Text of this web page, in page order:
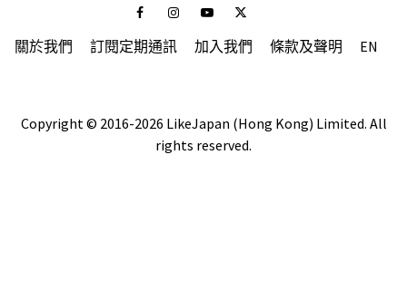
FacebookInstagramYoutubeTwitter
關於我們 訂閱定期通訊 加入我們 條款及聲明 EN
Copyright © 2016-2026 LikeJapan (Hong Kong) Limited. All
rights reserved.